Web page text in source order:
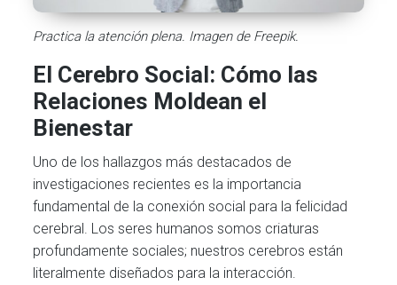
Practica la atención plena. Imagen de Freepik.
El Cerebro Social: Cómo las
Relaciones Moldean el
Bienestar
Uno de los hallazgos más destacados de
investigaciones recientes es la importancia
fundamental de la conexión social para la felicidad
cerebral. Los seres humanos somos criaturas
profundamente sociales; nuestros cerebros están
literalmente diseñados para la interacción.